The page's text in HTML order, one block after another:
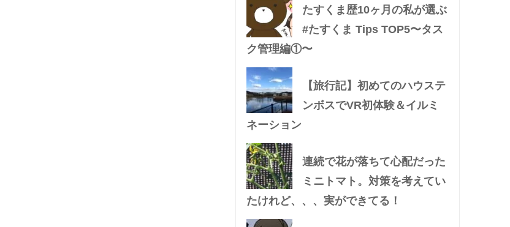
たすくま歴10ヶ月の私が選ぶ
#たすくま Tips TOP5〜タス
ク管理編①〜
【旅行記】初めてのハウステ
ンボスでVR初体験＆イルミ
ネーション
連続で花が落ちて心配だった
ミニトマト。対策を考えてい
たけれど、、、実ができてる！